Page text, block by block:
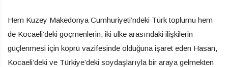
Hem Kuzey Makedonya Cumhuriyeti’ndeki Türk toplumu hem
de Kocaeli’deki göçmenlerin, iki ülke arasındaki ilişkilerin
güçlenmesi için köprü vazifesinde olduğuna işaret eden Hasan,
Kocaeli’deki ve Türkiye’deki soydaşlarıyla bir araya gelmekten